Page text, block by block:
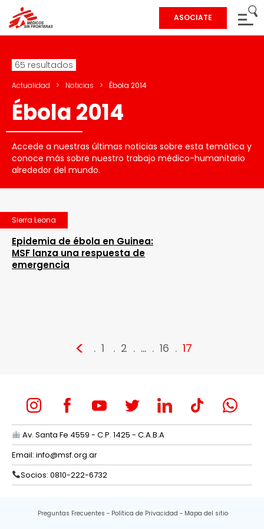
ASOCIATE
65 resultados
Actualidad > Noticias > Ébola 2014
Ébola 2014
Accede a nuestras últimas noticias sobre esta temática y
conoce más sobre nuestro trabajo médico-humanitario
alrededor del mundo.
Sierra Leona
Epidemia de ébola en Guinea:
MSF lanza una respuesta de
emergencia
< 1 2 … 16 17
Av. Santa Fe 4559 - C.P. 1425 - C.A.B.A
Email: info@msf.org.ar
Socios: 0810-222-6732
Preguntas Frecuentes Política de Privacidad Mapa del sitio